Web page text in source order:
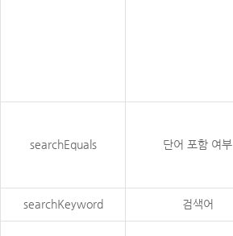
searchEquals 단어 포함 여부
searchKeyword 검색어